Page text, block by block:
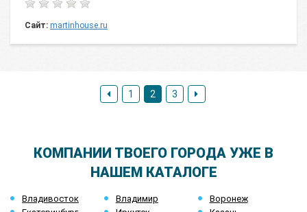
Сайт: martinhouse.ru
1 2 3
КОМПАНИИ ТВОЕГО ГОРОДА УЖЕ В
НАШЕМ КАТАЛОГЕ
Владивосток Владимир
Воронеж